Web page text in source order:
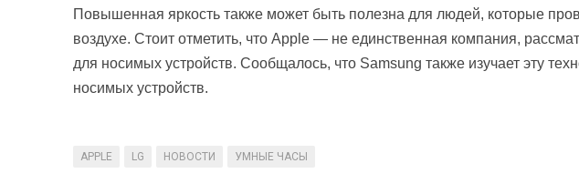
Повышенная яркость также может быть полезна для людей, которые
воздухе. Стоит отметить, что Apple — не единственная компания,
для носимых устройств. Сообщалось, что Samsung также изучает эту
носимых устройств.
APPLE LG НОВОСТИ УМНЫЕ ЧАСЫ